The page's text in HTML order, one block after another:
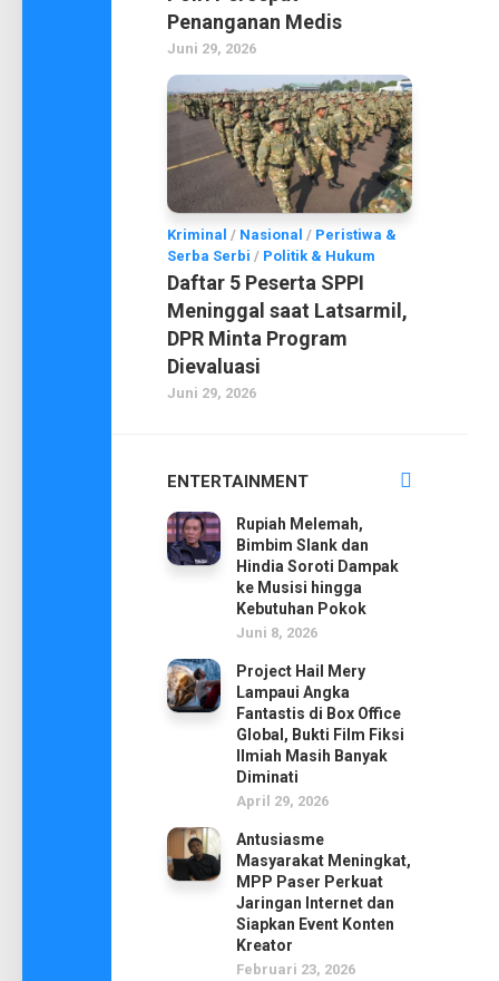
Penanganan Medis
Juni 29, 2026
Kriminal / Nasional / Peristiwa &
Serba Serbi / Politik & Hukum
Daftar 5 Peserta SPPI
Meninggal saat Latsarmil,
DPR Minta Program
Dievaluasi
Juni 29, 2026
ENTERTAINMENT
Rupiah Melemah,
Bimbim Slank dan
Hindia Soroti Dampak
ke Musisi hingga
Kebutuhan Pokok
Juni 8, 2026
Project Hail Mery
Lampaui Angka
Fantastis di Box Office
Global, Bukti Film Fiksi
Ilmiah Masih Banyak
Diminati
April 29, 2026
Antusiasme
Masyarakat Meningkat,
MPP Paser Perkuat
Jaringan Internet dan
Siapkan Event Konten
Kreator
Februari 23, 2026